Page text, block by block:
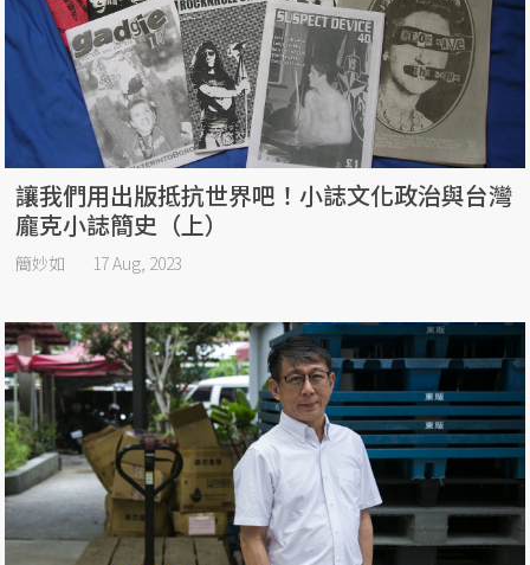
讓我們用出版抵抗世界吧！小誌文化政治與台灣
龐克小誌簡史（上）
簡妙如 17 Aug, 2023